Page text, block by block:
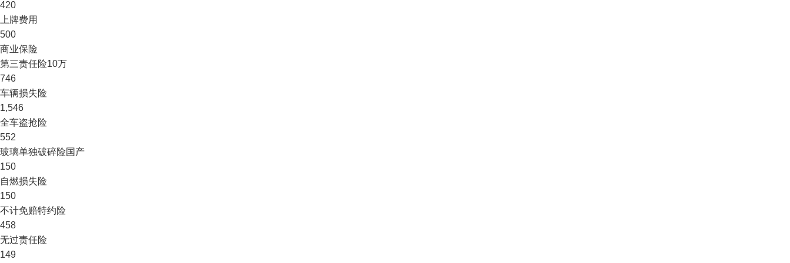
420
上牌费用
500
商业保险
第三责任险10万
746
车辆损失险
1,546
全车盗抢险
552
玻璃单独破碎险国产
150
自燃损失险
150
不计免赔特约险
458
无过责任险
149